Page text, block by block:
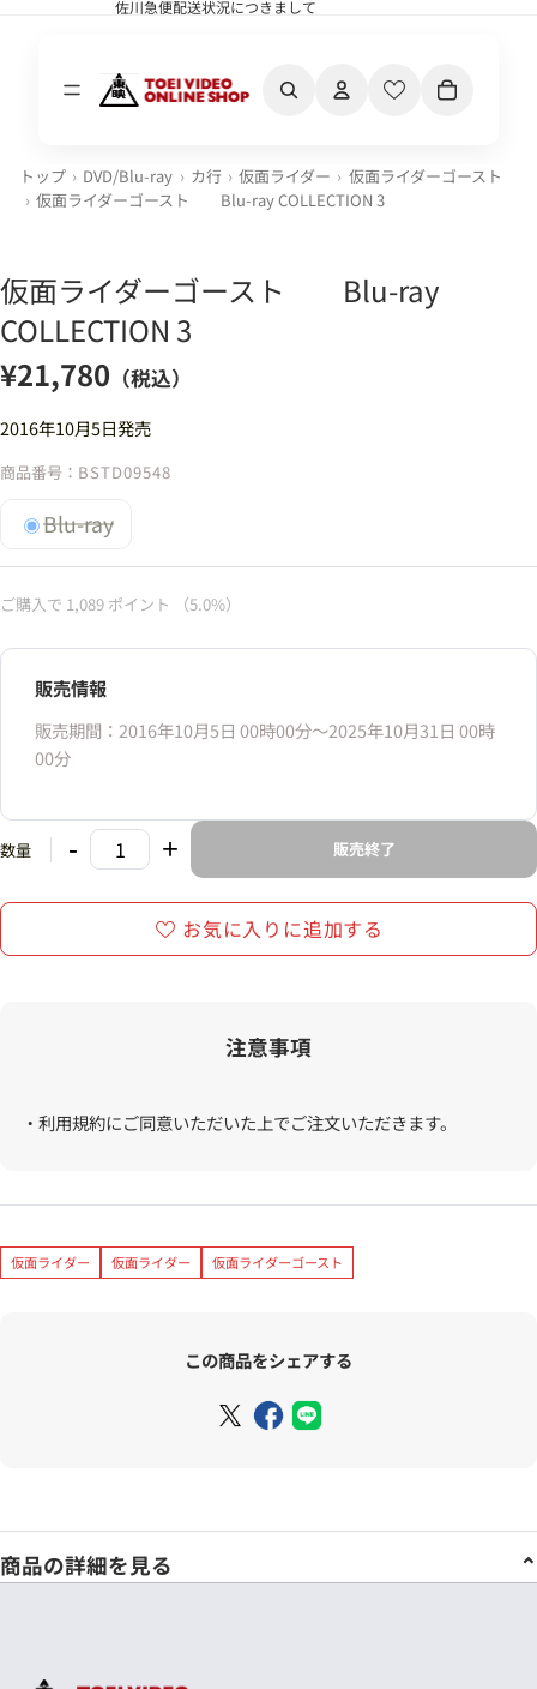
佐川急便配送状況につきまして
佐川急便配送状況につきまして
トップ DVD/Blu-ray カ行 仮面ライダー
仮面ライダーゴースト
仮面ライダーゴースト Blu-ray COLLECTION 3
仮面ライダーゴースト Blu-ray
COLLECTION 3
¥21,780 （税込）
2016年10月5日発売
商品番号： BSTD09548
Blu-ray
ご購入で 1,089 ポイント （5.0%）
販売情報
販売期間：2016年10月5日 00時00分〜2025年10月31日 00時
00分
数量 - + 販売終了
お気に入りに追加する
注意事項
・利用規約にご同意いただいた上でご注文いただきます。
仮面ライダー 仮面ライダー 仮面ライダーゴースト
この商品をシェアする
商品の詳細を見る